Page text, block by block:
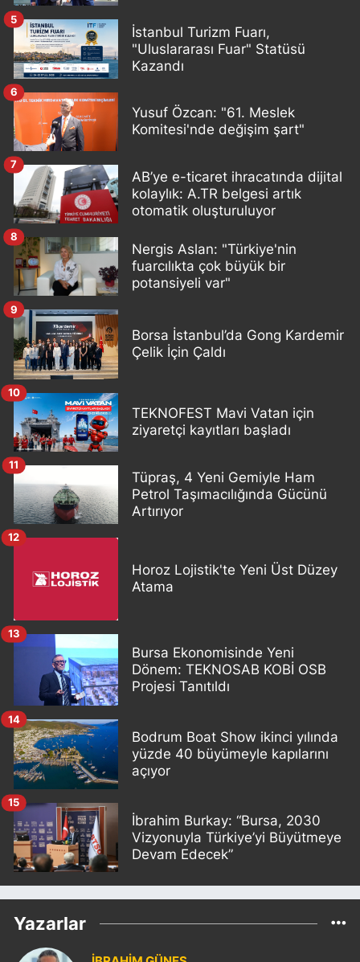
İstanbul Turizm Fuarı,
"Uluslararası Fuar" Statüsü
Kazandı
5
Yusuf Özcan: "61. Meslek
Komitesi'nde değişim şart"
6
AB’ye e-ticaret ihracatında dijital
kolaylık: A.TR belgesi artık
otomatik oluşturuluyor
7
Nergis Aslan: "Türkiye'nin
fuarcılıkta çok büyük bir
potansiyeli var"
8
Borsa İstanbul’da Gong Kardemir
Çelik İçin Çaldı
9
TEKNOFEST Mavi Vatan için
ziyaretçi kayıtları başladı
10
Tüpraş, 4 Yeni Gemiyle Ham
Petrol Taşımacılığında Gücünü
Artırıyor
11
Horoz Lojistik'te Yeni Üst Düzey
Atama
12
Bursa Ekonomisinde Yeni
Dönem: TEKNOSAB KOBİ OSB
Projesi Tanıtıldı
13
Bodrum Boat Show ikinci yılında
yüzde 40 büyümeyle kapılarını
açıyor
14
İbrahim Burkay: “Bursa, 2030
Vizyonuyla Türkiye’yi Büyütmeye
Devam Edecek”
15
Yazarlar